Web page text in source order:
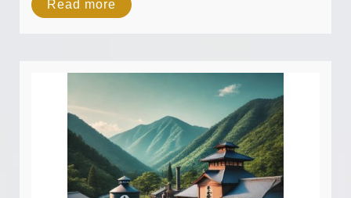
與嚴格的法規而聞名。蘇格蘭威士忌的核心特色
Read more